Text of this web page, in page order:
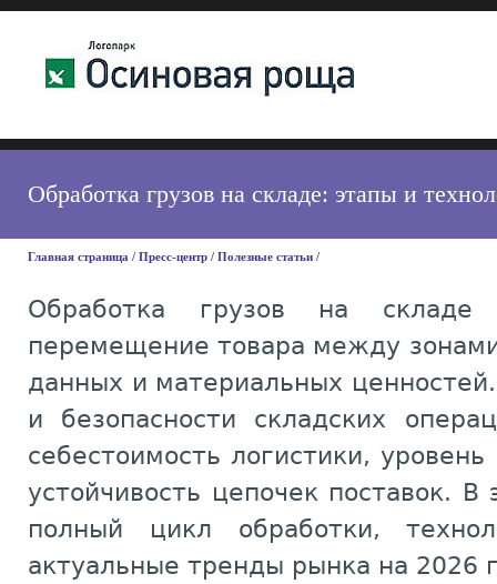
Обработка грузов на складе: этапы и
Главная страница / Пресс-центр / Полезные статьи /
Обработка грузов на
перемещение товара между
данных и материальных
и безопасности складских
себестоимость логистики,
устойчивость цепочек поставок. В
полный цикл обработки,
актуальные тренды рынка на 2026